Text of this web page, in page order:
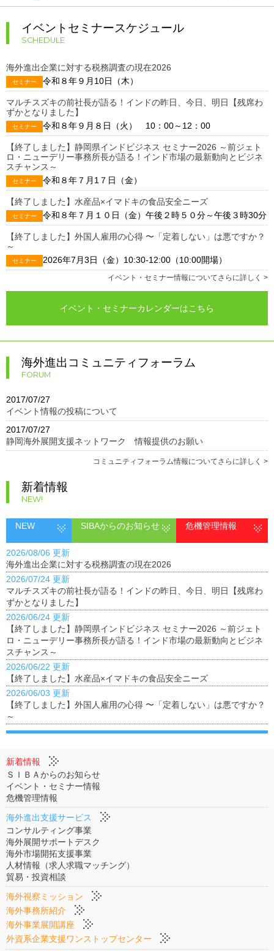
イベントセミナースケジュール
SCHEDULE
海外進出企業に対する税務調査の現在2026
セミナー 令和８年９月10日（木）
マルチスズキの前社長が語る！インドの昨日、今日、明日【残席わ
ずかとなりました】
セミナー 令和８年９月８日（火） 10：00～12：00
【終了しました】静岡県インドビジネス セミナー2026 ～前ジェト
ロ・ニューデリー事務所長が語る！インド市場の最新動向とビジネ
スチャンス～
セミナー 令和８年７月1７日（金）
【終了しました】水産品×イマドキの食品安全ニーズ
セミナー 令和８年７月１０日（金）午後２時５０分～午後３時30分
【終了しました】外国人雇⽤の心得 〜「定着しない」は悪ですか？
～
セミナー 2026年7月3日（金）10:30-12:00（10:00開場）
イベント・セミナー情報についてさらに詳しく >
イベント・セミナーカレンダーはこちら
海外進出コミュニティフォーラム
FORUM
2017/07/27
イベント情報の投稿について
2017/07/27
静岡海外展開支援ネットワーク 情報提供のお願い
コミュニティフォーラム情報についてさらに詳しく >
新着情報
NEW!
NEW SIBAからのお知らせ 危機管理情報
2026/08/06 更新
海外進出企業に対する税務調査の現在2026
2026/07/24 更新
マルチスズキの前社長が語る！インドの昨日、今日、明日【残席わ
ずかとなりました】
2026/06/24 更新
【終了しました】静岡県インドビジネス セミナー2026 ～前ジェト
ロ・ニューデリー事務所長が語る！インド市場の最新動向とビジネ
スチャンス～
2026/06/22 更新
【終了しました】水産品×イマドキの食品安全ニーズ
2026/06/03 更新
【終了しました】外国人雇⽤の心得 〜「定着しない」は悪ですか？
～
新着情報
ＳＩＢＡからのお知らせ
イベント・セミナー情報
危機管理情報
海外進出支援サービス
コンサルティング事業
海外展開サポートデスク
海外市場開拓支援事業
人材情報（求人求職マッチング）
貿易・投資相談
海外視察ミッション
海外事務所紹介
海外事業展開講座
外資系企業支援ワンストップセンター